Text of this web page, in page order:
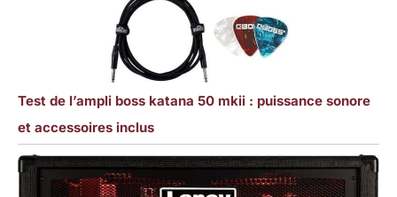
Test de l’ampli boss katana 50 mkii : puissance sonore
et accessoires inclus